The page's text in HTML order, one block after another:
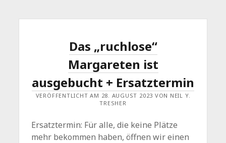
Das „ruchlose“
Margareten ist
ausgebucht + Ersatztermin
VERÖFFENTLICHT AM 28. AUGUST 2023 VON NEIL Y.
TRESHER
Ersatztermin: Für alle, die keine Plätze
mehr bekommen haben, öffnen wir einen